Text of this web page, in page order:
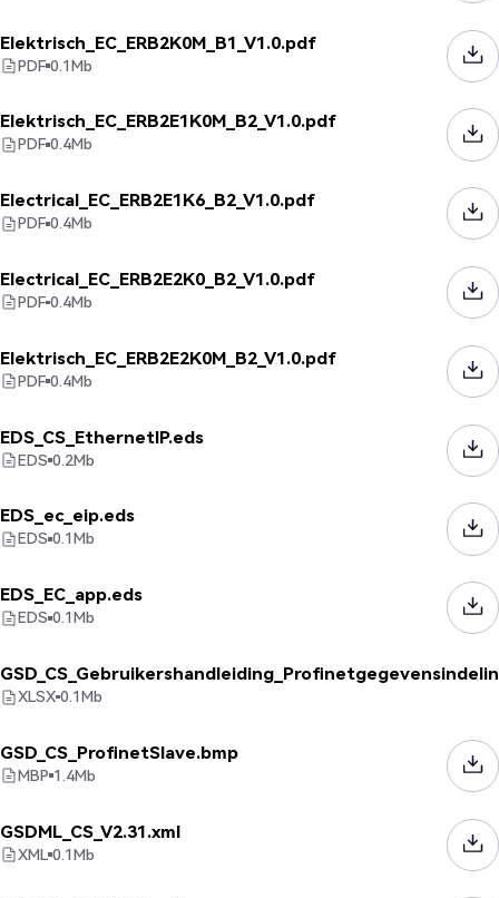
Elektrisch_EC_ERB2K0M_B1_V1.0.pdf
PDF 0.1Mb
Elektrisch_EC_ERB2E1K0M_B2_V1.0.pdf
PDF 0.4Mb
Electrical_EC_ERB2E1K6_B2_V1.0.pdf
PDF 0.4Mb
Electrical_EC_ERB2E2K0_B2_V1.0.pdf
PDF 0.4Mb
Elektrisch_EC_ERB2E2K0M_B2_V1.0.pdf
PDF 0.4Mb
EDS_CS_EthernetIP.eds
EDS 0.2Mb
EDS_ec_eip.eds
EDS 0.1Mb
EDS_EC_app.eds
EDS 0.1Mb
XLSX 0.1Mb
GSD_CS_ProfinetSlave.bmp
MBP 1.4Mb
GSDML_CS_V2.31.xml
XML 0.1Mb